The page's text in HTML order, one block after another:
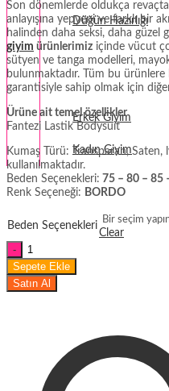
Düğün Hazırlığı
Fantezi
Termal Giyim
Erkek Giyim
Kadın Giyim
Son dönemlerde oldukça
anlayışına yepyeni ve farklı bir
halinden daha seksi, daha güzel
giyim ürünlerimiz içinde vücut
sütyen ve tanga modelleri,
bulunmaktadır. Tüm bu
garantisiyle sahip olmak için
Ürüne ait temel özellikler
Fantezi Lastik Bodysuit
Kumaş Türü: Transparan,
kullanılmaktadır.
Beden Seçenekleri: 75 – 80 – 85
Renk Seçeneği: BORDO
Beden Seçenekleri
Clear
Fantezi
Lastik
Bordo
Bodysuit
Sepete Ekle
Satın Al